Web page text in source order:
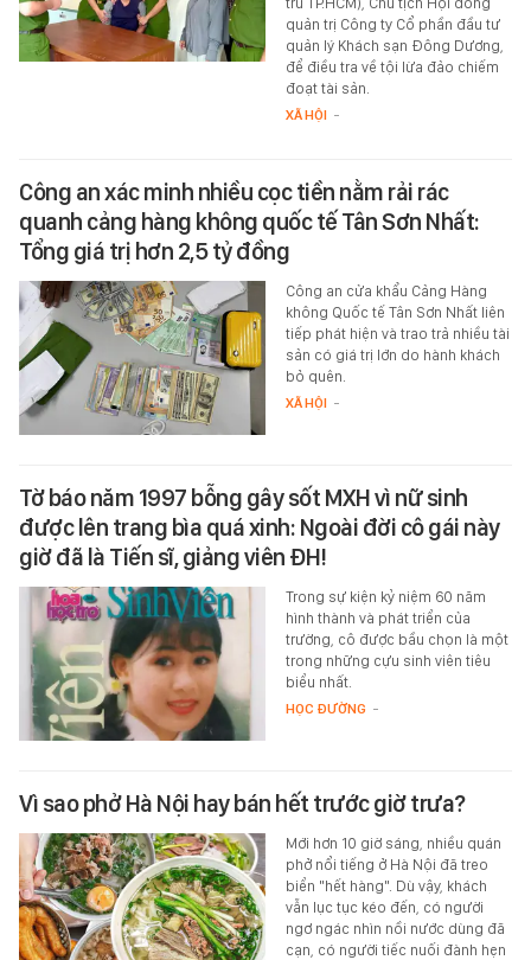
quản trị Công ty Cổ phần đầu tư
quản lý Khách sạn Đông Dương,
để điều tra về tội lừa đảo chiếm
đoạt tài sản.
XÃ HỘI -
Công an xác minh nhiều cọc tiền nằm rải rác
quanh cảng hàng không quốc tế Tân Sơn Nhất:
Tổng giá trị hơn 2,5 tỷ đồng
Công an cửa khẩu Cảng Hàng
không Quốc tế Tân Sơn Nhất liên
tiếp phát hiện và trao trả nhiều tài
sản có giá trị lớn do hành khách
bỏ quên.
XÃ HỘI -
Tờ báo năm 1997 bỗng gây sốt MXH vì nữ sinh
được lên trang bìa quá xinh: Ngoài đời cô gái này
giờ đã là Tiến sĩ, giảng viên ĐH!
Trong sự kiện kỷ niệm 60 năm
hình thành và phát triển của
trường, cô được bầu chọn là một
trong những cựu sinh viên tiêu
biểu nhất.
HỌC ĐƯỜNG -
Vì sao phở Hà Nội hay bán hết trước giờ trưa?
Mới hơn 10 giờ sáng, nhiều quán
phở nổi tiếng ở Hà Nội đã treo
biển "hết hàng". Dù vậy, khách
vẫn lục tục kéo đến, có người
ngơ ngác nhìn nồi nước dùng đã
cạn, có người tiếc nuối đành hẹn